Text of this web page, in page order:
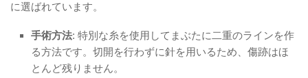
に選ばれています。
手術方法: 特別な糸を使用してまぶたに二重のラインを作
る方法です。切開を行わずに針を用いるため、傷跡はほ
とんど残りません。